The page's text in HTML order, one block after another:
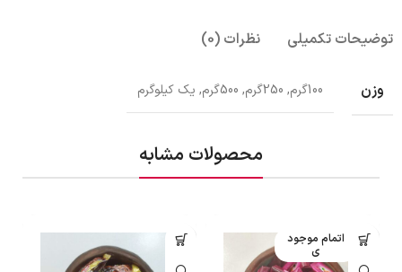
توضیحات تکمیلی نظرات (0)
وزن 100گرم, 250گرم, 500گرم, یک کیلوگرم
محصولات مشابه
اتمام موجود
ی